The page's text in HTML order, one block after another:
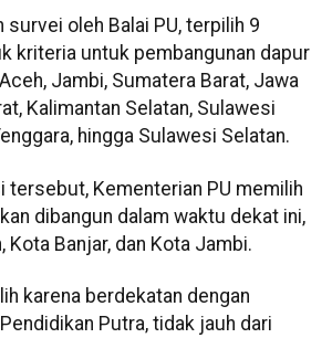
survei oleh Balai PU, terpilih 9
kriteria untuk pembangunan dapur
Jambi, Sumatera Barat, Jawa
Kalimantan Selatan, Sulawesi
hingga Sulawesi Selatan.
tersebut, Kementerian PU memilih
dibangun dalam waktu dekat ini,
Kota Banjar, dan Kota Jambi.
karena berdekatan dengan
Putra, tidak jauh dari